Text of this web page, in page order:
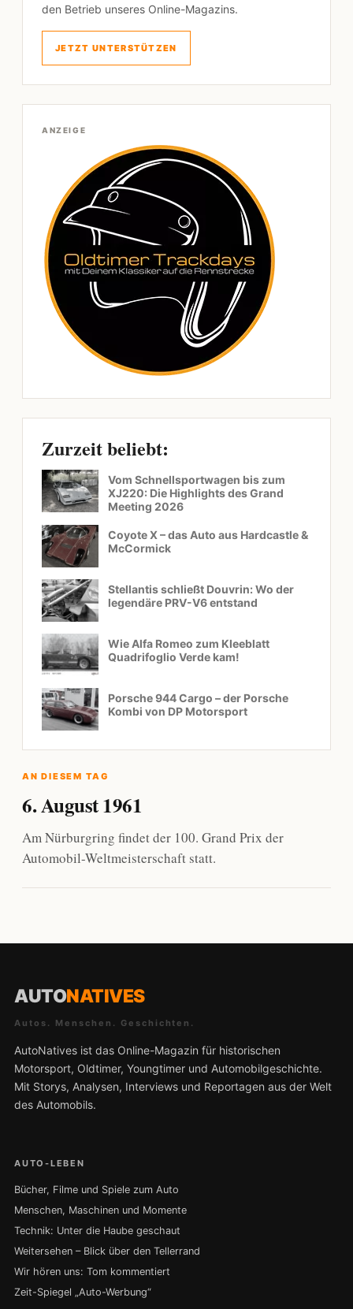
den Betrieb unseres Online-Magazins.
JETZT UNTERSTÜTZEN
ANZEIGE
Zurzeit beliebt:
Vom Schnellsportwagen bis zum
XJ220: Die Highlights des Grand
Meeting 2026
Coyote X – das Auto aus Hardcastle &
McCormick
Stellantis schließt Douvrin: Wo der
legendäre PRV-V6 entstand
Wie Alfa Romeo zum Kleeblatt
Quadrifoglio Verde kam!
Porsche 944 Cargo – der Porsche
Kombi von DP Motorsport
AN DIESEM TAG
6. August 1961
Am Nürburgring findet der 100. Grand Prix der
Automobil-Weltmeisterschaft statt.
AUTONATIVES
Autos. Menschen. Geschichten.
AutoNatives ist das Online-Magazin für historischen
Motorsport, Oldtimer, Youngtimer und Automobilgeschichte.
Mit Storys, Analysen, Interviews und Reportagen aus der Welt
des Automobils.
AUTO-LEBEN
Bücher, Filme und Spiele zum Auto
Menschen, Maschinen und Momente
Technik: Unter die Haube geschaut
Weitersehen – Blick über den Tellerrand
Wir hören uns: Tom kommentiert
Zeit-Spiegel „Auto-Werbung“